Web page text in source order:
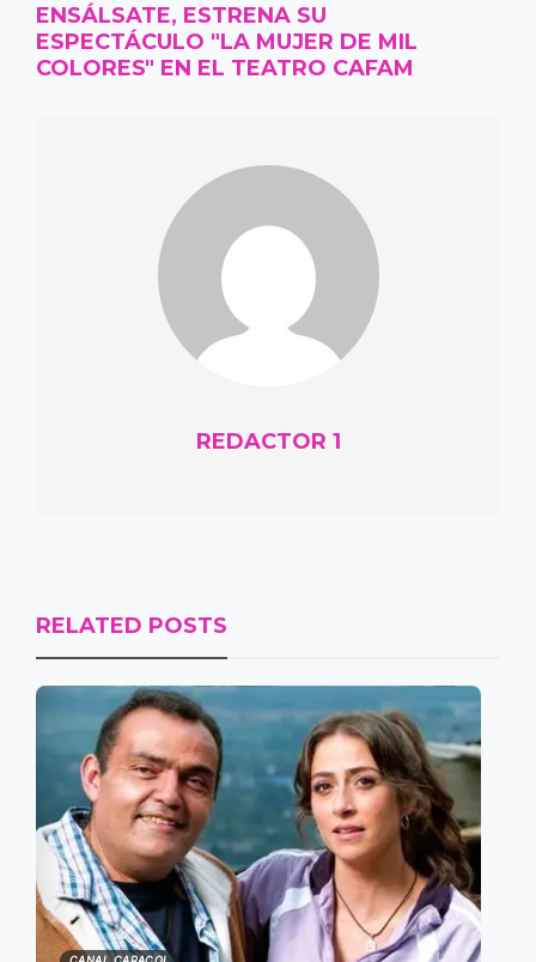
ENSÁLSATE, ESTRENA SU
ESPECTÁCULO "LA MUJER DE MIL
COLORES" EN EL TEATRO CAFAM
REDACTOR 1
RELATED POSTS